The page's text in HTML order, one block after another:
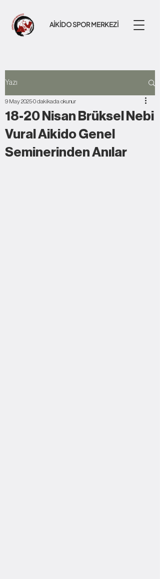
AİKİDO SPOR MERKEZİ
Yazı
18-20 Nisan Brüksel Nebi
Vural Aikido Genel
Seminerinden Anılar
9 May 20250 dakikada okunur